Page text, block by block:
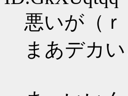
悪いが（ｒ
まあデカ